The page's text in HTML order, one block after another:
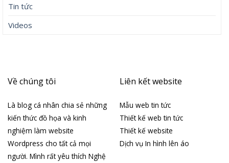
Tin tức
Videos
Về chúng tôi
Là blog cá nhân chia sẻ những
kiến thức đồ họa và kinh
nghiệm làm website
Wordpress cho tất cả mọi
người. Mình rất yêu thích Nghệ
Liên kết website
Mẫu web tin tức
Thiết kế web tin tức
Thiết kế website
Dịch vụ In hình lên áo